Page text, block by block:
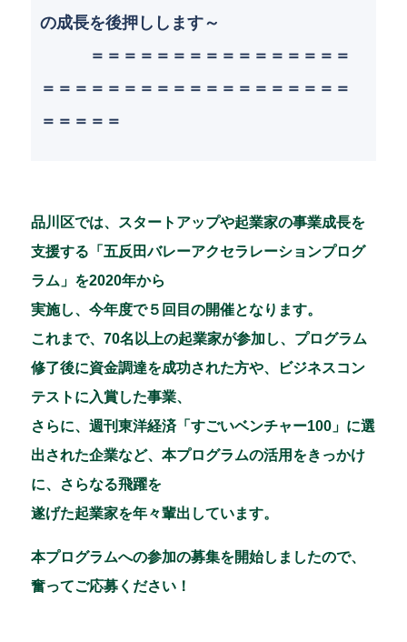
の成長を後押しします～
＝＝＝＝＝＝＝＝＝＝＝＝＝＝＝＝
＝＝＝＝＝＝＝＝＝＝＝＝＝＝＝＝＝＝＝
＝＝＝＝＝
品川区では、スタートアップや起業家の事業成長を
支援する「五反田バレーアクセラレーションプログ
ラム」を2020年から
実施し、今年度で５回目の開催となります。
これまで、70名以上の起業家が参加し、プログラム
修了後に資金調達を成功された方や、ビジネスコン
テストに入賞した事業、
さらに、週刊東洋経済「すごいベンチャー100」に選
出された企業など、本プログラムの活用をきっかけ
に、さらなる飛躍を
遂げた起業家を年々輩出しています。
本プログラムへの参加の募集を開始しましたので、
奮ってご応募ください！